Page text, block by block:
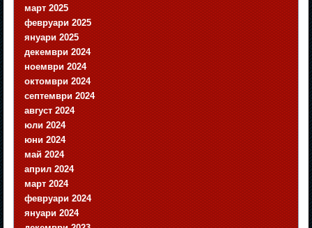
март 2025
февруари 2025
януари 2025
декември 2024
ноември 2024
октомври 2024
септември 2024
август 2024
юли 2024
юни 2024
май 2024
април 2024
март 2024
февруари 2024
януари 2024